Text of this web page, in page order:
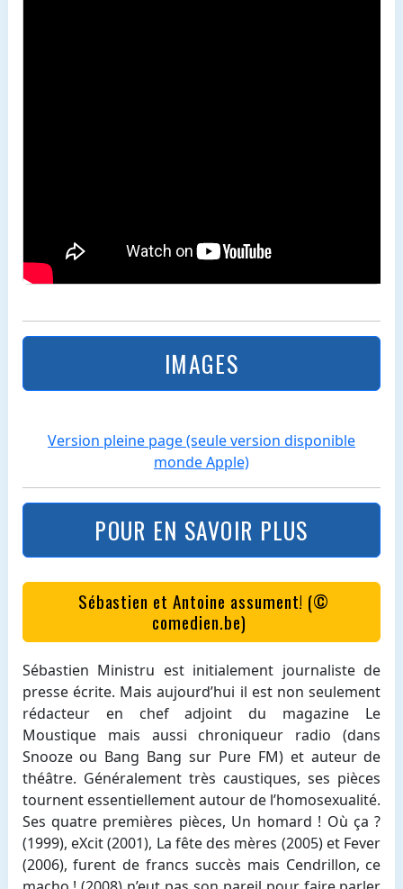
IMAGES
Version pleine page (seule version disponible
monde Apple)
POUR EN SAVOIR PLUS
Sébastien et Antoine assument! (©
comedien.be)
Sébastien Ministru est initialement journaliste de
presse écrite. Mais aujourd’hui il est non seulement
rédacteur en chef adjoint du magazine Le
Moustique mais aussi chroniqueur radio (dans
Snooze ou Bang Bang sur Pure FM) et auteur de
théâtre. Généralement très caustiques, ses pièces
tournent essentiellement autour de l’homosexualité.
Ses quatre premières pièces, Un homard ! Où ça ?
(1999), eXcit (2001), La fête des mères (2005) et Fever
(2006), furent de francs succès mais Cendrillon, ce